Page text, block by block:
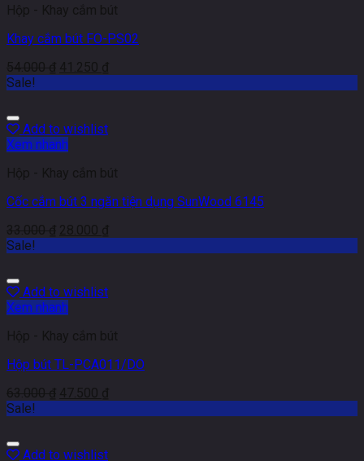
Hộp - Khay cắm bút
Khay cắm bút FO-PS02
54.000₫ 41.250 ₫
Sale!
Add to wishlist
Xem nhanh
Hộp - Khay cắm bút
Cốc cắm bút 3 ngăn tiện dụng SunWood 6145
33.000₫ 28.000 ₫
Sale!
Add to wishlist
Xem nhanh
Hộp - Khay cắm bút
Hộp bút TL-PCA011/DO
63.000₫ 47.500 ₫
Sale!
Add to wishlist